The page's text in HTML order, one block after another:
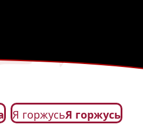
Я горжусьЯ горжусь